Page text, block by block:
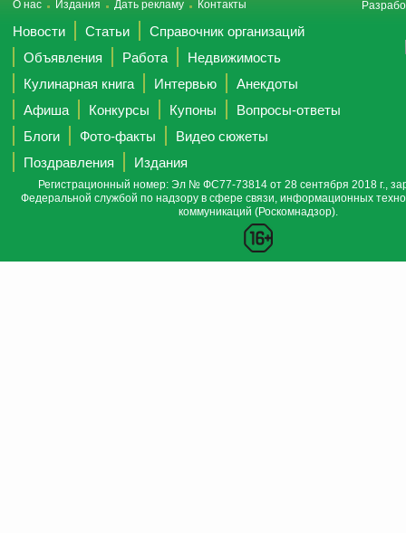
О нас Издания Дать рекламу Контакты
Новости Статьи
Справочник организаций
Объявления
Работа
Недвижимость
Кулинарная книга
Интервью
Анекдоты
Афиша
Конкурсы Купоны
Вопросы-ответы
Блоги
Фото-факты
Видео сюжеты
Поздравления
Издания
Регистрационный номер: Эл № ФС77-73814 от 28 сентября 2018 г.,
Федеральной службой по надзору в сфере связи, информационных
коммуникаций (Роскомнадзор).